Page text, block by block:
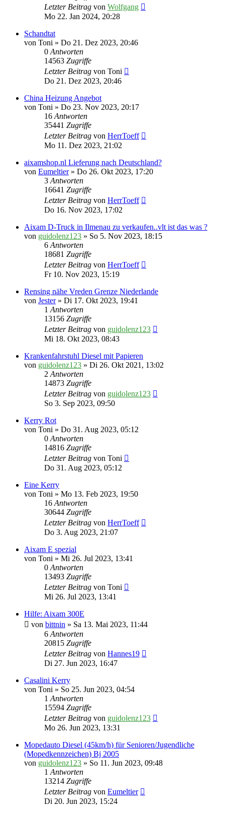
Letzter Beitrag von Wolfgang
Mo 22. Jan 2024, 20:28
Schandtat
von Toni » Do 21. Dez 2023, 20:46
0Antworten
14563 Zugriffe
Letzter Beitrag von Toni
Do 21. Dez 2023, 20:46
China Heizung Angebot
von Toni » Do 23. Nov 2023, 20:17
16Antworten
35441 Zugriffe
Letzter Beitrag von HerrToeff
Mo 11. Dez 2023, 21:02
aixamshop.nl Lieferung nach Deutschland?
von Eumeltier» Do 26. Okt 2023, 17:20
3Antworten
16641 Zugriffe
Letzter Beitrag von HerrToeff
Do 16. Nov 2023, 17:02
Aixam D-Truck in Ilmenau zu verkaufen..vlt ist das was ?
von guidolenz123 » So 5. Nov 2023, 18:15
6Antworten
18681 Zugriffe
Letzter Beitrag von HerrToeff
Fr 10. Nov 2023, 15:19
Rensing nähe Vreden Grenze Niederlande
von Jester» Di 17. Okt 2023, 19:41
1Antworten
13156 Zugriffe
Letzter Beitrag von guidolenz123
Mi 18. Okt 2023, 08:43
Krankenfahrstuhl Diesel mit Papieren
von guidolenz123 » Di 26. Okt 2021, 13:02
2Antworten
14873 Zugriffe
Letzter Beitrag von guidolenz123
So 3. Sep 2023, 09:50
Kerry Rot
von Toni » Do 31. Aug 2023, 05:12
0Antworten
14816 Zugriffe
Letzter Beitrag von Toni
Do 31. Aug 2023, 05:12
Eine Kerry
von Toni » Mo 13. Feb 2023, 19:50
16Antworten
30644 Zugriffe
Letzter Beitrag von HerrToeff
Do 3. Aug 2023, 21:07
Aixam E spezial
von Toni » Mi 26. Jul 2023, 13:41
0Antworten
13493 Zugriffe
Letzter Beitrag von Toni
Mi 26. Jul 2023, 13:41
Hilfe: Aixam 300E
von bittnin » Sa 13. Mai 2023, 11:44
6Antworten
20815 Zugriffe
Letzter Beitrag von Hannes19
Di 27. Jun 2023, 16:47
Casalini Kerry
von Toni » So 25. Jun 2023, 04:54
1Antworten
15594 Zugriffe
Letzter Beitrag von guidolenz123
Mo 26. Jun 2023, 13:31
Mopedauto Diesel (45km/h) für Senioren/Jugendliche
(Mopedkennzeichen) Bj 2005
von guidolenz123 » So 11. Jun 2023, 09:48
1Antworten
13214 Zugriffe
Letzter Beitrag von Eumeltier
Di 20. Jun 2023, 15:24